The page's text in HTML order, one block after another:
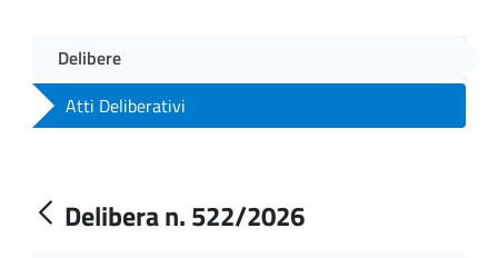
Delibere
Atti Deliberativi
Delibera n. 522/2026